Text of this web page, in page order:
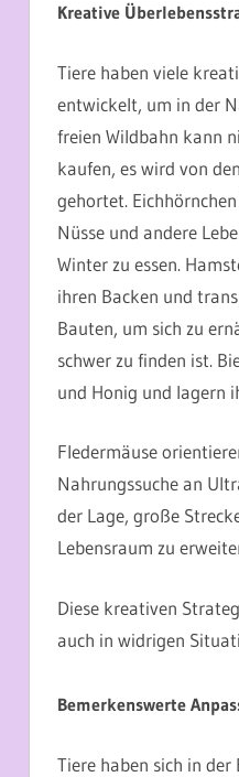
Kreative
Tiere haben viele
entwickelt, um in der
freien Wildbahn kann
kaufen, es wird von
gehortet.
Nüsse und andere
Winter zu essen.
ihren Backen und
Bauten, um sich zu
schwer zu finden ist.
und Honig und lagern
Fledermäuse
Nahrungssuche an
der Lage, große
Lebensraum zu
Diese kreativen
auch in widrigen
Bemerkenswerte
Tiere haben sich in